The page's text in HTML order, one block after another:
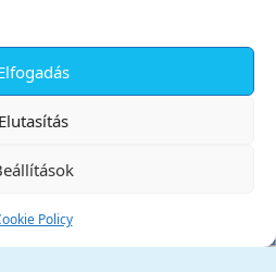
Elutasítás
Policy
Önkormányzata
✕